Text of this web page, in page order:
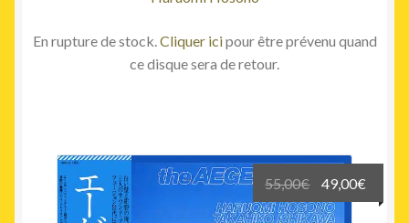
En rupture de stock. Cliquer icipour être prévenu quand
ce disque sera de retour.
55,00€
Le
prix
49,00€
prix